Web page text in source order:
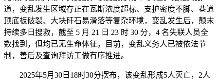
道，变乱发生区域存正在瓦斯浓度超标、支护密度不脚、巷道
顶底板破裂、大块矸石易滑落等复杂环境，变乱发生后，颠末
持续多日搜救，截至 5 月 21 日 23 时 30 分，4 名失联人员全
数找到，但均已无生命体征。目前，变乱义务人已被依法节
制，善后及查询拜访工做有序推进。
2025年5月30日18时30分摆布，该变乱形成5人灭亡，2人